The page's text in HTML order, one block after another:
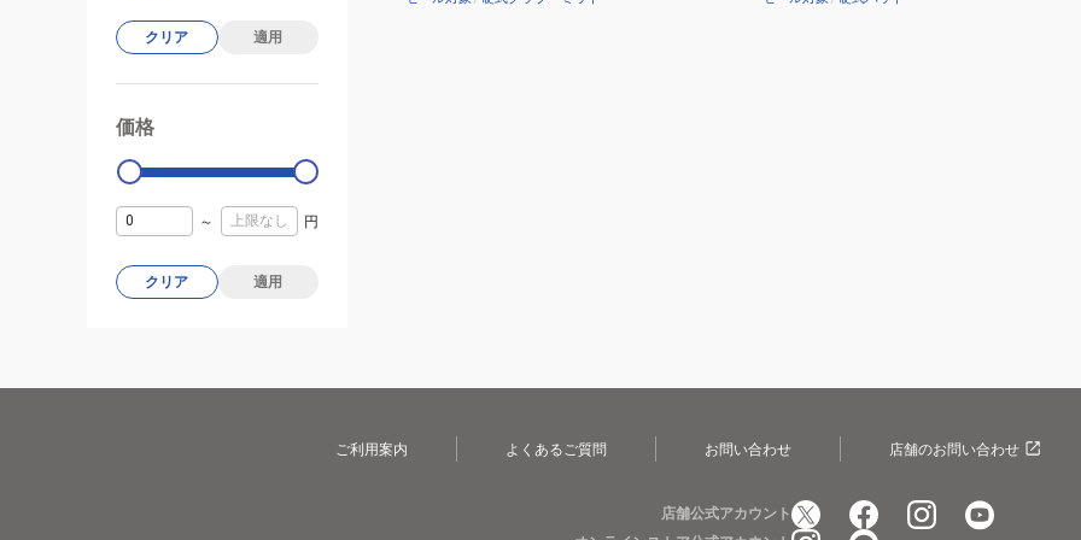
クリア 適用
価格
0
～ 円
クリア 適用
ご利用案内 よくあるご質問 お問い合わせ 店舗のお問い合わせ
店舗公式アカウント